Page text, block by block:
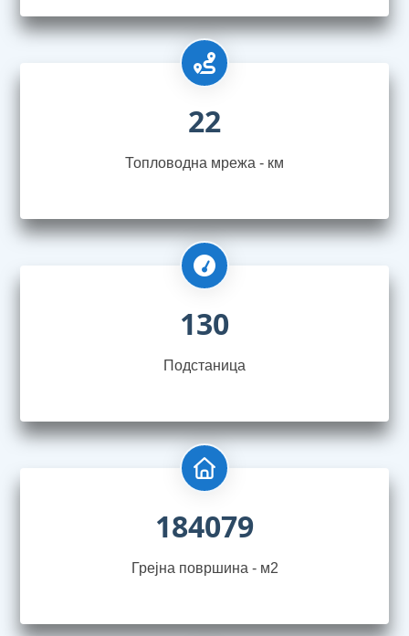
22
Топловодна мрежа - км
130
Подстаница
184079
Грејна површина - м2